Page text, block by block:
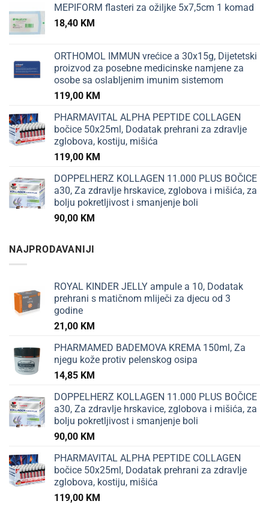
MEPIFORM flasteri za ožiljke 5x7,5cm 1 komad
18,40 KM
ORTHOMOL IMMUN vrećice a 30x15g, Dijetetski
proizvod za posebne medicinske namjene za
osobe sa oslabljenim imunim sistemom
119,00 KM
PHARMAVITAL ALPHA PEPTIDE COLLAGEN
bočice 50x25ml, Dodatak prehrani za zdravlje
zglobova, kostiju, mišića
119,00 KM
DOPPELHERZ KOLLAGEN 11.000 PLUS BOČICE
a30, Za zdravlje hrskavice, zglobova i mišića, za
bolju pokretljivost i smanjenje boli
90,00 KM
NAJPRODAVANIJI
ROYAL KINDER JELLY ampule a 10, Dodatak
prehrani s matičnom mliječi za djecu od 3
godine
21,00 KM
PHARMAMED BADEMOVA KREMA 150ml, Za
njegu kože protiv pelenskog osipa
14,85 KM
DOPPELHERZ KOLLAGEN 11.000 PLUS BOČICE
a30, Za zdravlje hrskavice, zglobova i mišića, za
bolju pokretljivost i smanjenje boli
90,00 KM
PHARMAVITAL ALPHA PEPTIDE COLLAGEN
bočice 50x25ml, Dodatak prehrani za zdravlje
zglobova, kostiju, mišića
119,00 KM